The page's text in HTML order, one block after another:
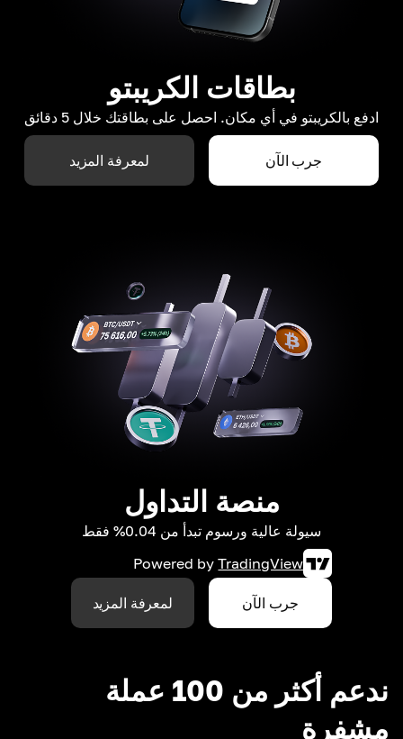
بطاقات الكريبتو
ادفع بالكريبتو في أي مكان. احصل على بطاقتك خلال 5 دقائق
جرب الآن لمعرفة المزيد
منصة التداول
سيولة عالية ورسوم تبدأ من 0.04% فقط
Powered by TradingView
جرب الآن لمعرفة المزيد
ندعم أكثر من 100 عملة
مشفرة